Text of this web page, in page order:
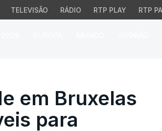
TELEVISÃO RÁDIO RTP PLAY RTP
Bruxelas
em Bruxelas
para